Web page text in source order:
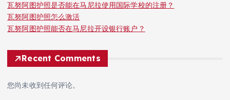
瓦努阿图护照是否能在马尼拉使用国际学校的注册？
瓦努阿图护照怎么激活
瓦努阿图护照能否在马尼拉开设银行账户？
Recent Comments
您尚未收到任何评论。